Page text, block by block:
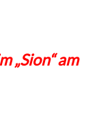
„Sion“ am